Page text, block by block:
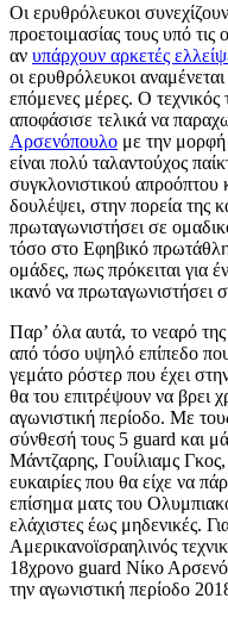
Οι ερυθρόλευκοι
προετοιμασίας τους υπό
αν υπάρχουν αρκετές
οι ερυθρόλευκοι
επόμενες μέρες. Ο
αποφάσισε τελικά να
Αρσενόπουλο με την
είναι πολύ ταλαντούχος
συγκλονιστικού απροόπτου
δουλέψει, στην πορεία της
πρωταγωνιστήσει σε
τόσο στο Εφηβικό
ομάδες, πως πρόκειται για
ικανό να πρωταγωνιστήσει
Παρ’ όλα αυτά, το νεαρό
από τόσο υψηλό επίπεδο
γεμάτο ρόστερ που έχει
θα του επιτρέψουν να βρει
αγωνιστική περίοδο. Με
σύνθεσή τους 5 guard και
Μάντζαρης, Γουίλιαμς
ευκαιρίες που θα είχε να
επίσημα ματς του
ελάχιστες έως μηδενικές.
Αμερικανοϊσραηλινός
18χρονο guard Νίκο
την αγωνιστική περίοδο